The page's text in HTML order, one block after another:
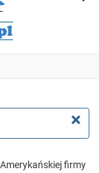
×
firmy